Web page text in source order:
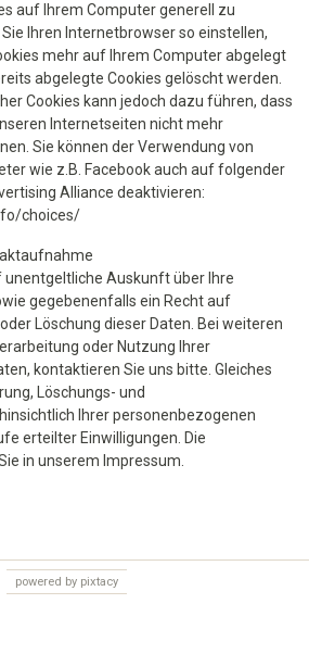
auf Ihrem Computer generell zu
Ihren Internetbrowser so einstellen,
mehr auf Ihrem Computer abgelegt
abgelegte Cookies gelöscht werden.
Cookies kann jedoch dazu führen, dass
Internetseiten nicht mehr
Sie können der Verwendung von
wie z.B. Facebook auch auf folgender
Alliance deaktivieren:
choices/
unentgeltliche Auskunft über Ihre
gegebenenfalls ein Recht auf
Löschung dieser Daten. Bei weiteren
oder Nutzung Ihrer
kontaktieren Sie uns bitte. Gleiches
Löschungs- und
Ihrer personenbezogenen
erteilter Einwilligungen. Die
in unserem Impressum.
powered by pixtacy